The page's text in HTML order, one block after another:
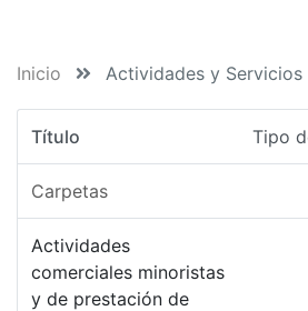
Inicio Actividades y
Título Tipo
Carpetas
Actividades
comerciales minoristas
y de prestación de